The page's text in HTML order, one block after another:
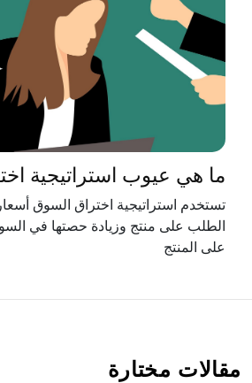
ما هي عيوب استراتيجية
تستخدم استراتيجية اختراق السوق
الطلب على منتج وزيادة حصتها في
على المنتج
مقالات مختارة